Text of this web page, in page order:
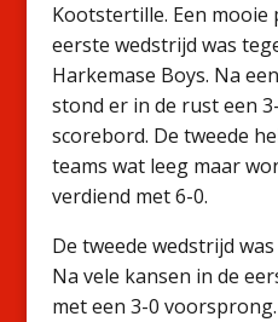
Kootstertille. Een mooie
eerste wedstrijd was
Harkemase Boys. Na
stond er in de rust een
scorebord. De tweede
teams wat leeg maar
verdiend met 6-0.
De tweede wedstrijd
Na vele kansen in de
met een 3-0